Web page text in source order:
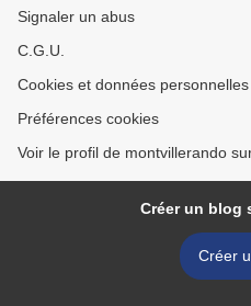
Signaler un abus
C.G.U.
Cookies et données personnelles
Préférences cookies
Voir le profil de montvillerando
Créer un blog
Créer